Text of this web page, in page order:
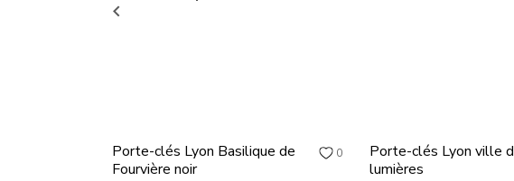
0
Porte-clés Lyon Basilique de
Fourvière noir
Porte-clés Lyon ville
lumières
